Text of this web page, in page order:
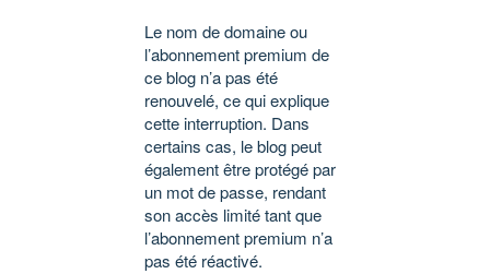
Le nom de domaine ou
l’abonnement premium de
ce blog n’a pas été
renouvelé, ce qui explique
cette interruption. Dans
certains cas, le blog peut
également être protégé par
un mot de passe, rendant
son accès limité tant que
l’abonnement premium n’a
pas été réactivé.